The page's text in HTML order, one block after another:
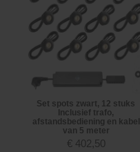
Set spots zwart, 12 stuks
Inclusief trafo,
afstandsbediening en kabel
van 5 meter
€ 402,50